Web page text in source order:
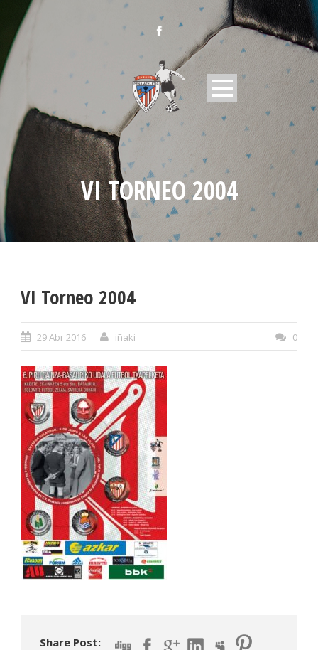
VI TORNEO 2004
VI Torneo 2004
29 Abr 2016 iñaki 0
Share Post: